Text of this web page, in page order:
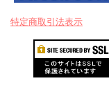
特定商取引法表示